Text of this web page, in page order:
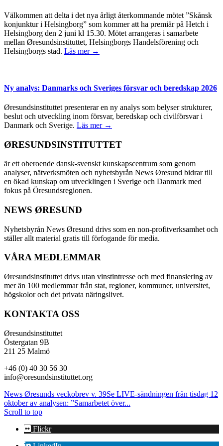
Välkommen att delta i det nya årligt återkommande mötet ”Skånsk
konjunktur i Helsingborg” som kommer att ha premiär på Hetch i
Helsingborg den 2 juni kl 15.30. Mötet arrangeras i samarbete
mellan Øresundsinstituttet, Helsingborgs Handelsförening och
Helsingborgs stad. Läs mer →
Ny analys: Danmarks och Sveriges försvar och beredskap 2026
Øresundsinstituttet presenterar en ny analys som belyser strukturer,
beslut och utveckling inom försvar, beredskap och civilförsvar i
Danmark och Sverige. Läs mer →
ØRESUNDSINSTITUTTET
är ett oberoende dansk-svenskt kunskapscentrum som genom
analyser, nätverksmöten och nyhetsbyrån News Øresund bidrar till
en ökad kunskap om utvecklingen i Sverige och Danmark med
fokus på Öresundsregionen.
NEWS ØRESUND
Nyhetsbyrån News Øresund drivs som en non-profitverksamhet och
ställer allt material gratis till förfogande för media.
VÅRA MEDLEMMAR
Øresundsinstituttet drivs utan vinst­intresse och med finansiering av
mer än 100 medlemmar från stat, regioner, kommuner, universitet,
högskolor och det privata näringslivet.
KONTAKTA OSS
Øresundsinstituttet
Östergatan 9B
211 25 Malmö
+46 (0) 40 30 56 30
info@oresundsinstituttet.org
News Øresunds veckobrev v. 39Se LIVE-sändningen från tisdag 12
oktober av analysen: ”Samarbetet över...
Scroll to top
Flickr